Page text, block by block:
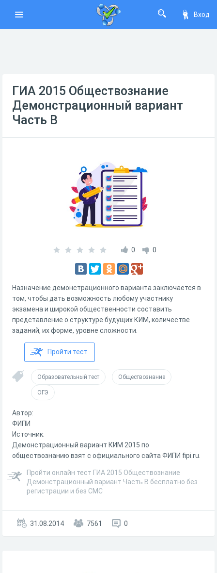
Вход
ГИА 2015 Обществознание
Демонстрационный вариант
Часть B
0 0
Назначение демонстрационного варианта заключается в
том, чтобы дать возможность любому участнику
экзамена и широкой общественности составить
представление о структуре будущих КИМ, количестве
заданий, их форме, уровне сложности.
Пройти тест
Образовательный тест Обществознание
ОГЭ
Автор:
ФИПИ
Источник:
Демонстрационный вариант КИМ 2015 по
обществознанию взят с официального сайта ФИПИ fipi.ru.
Пройти онлайн тест ГИА 2015 Обществознание
Демонстрационный вариант Часть B бесплатно без
регистрации и без СМС
31.08.2014 7561 0